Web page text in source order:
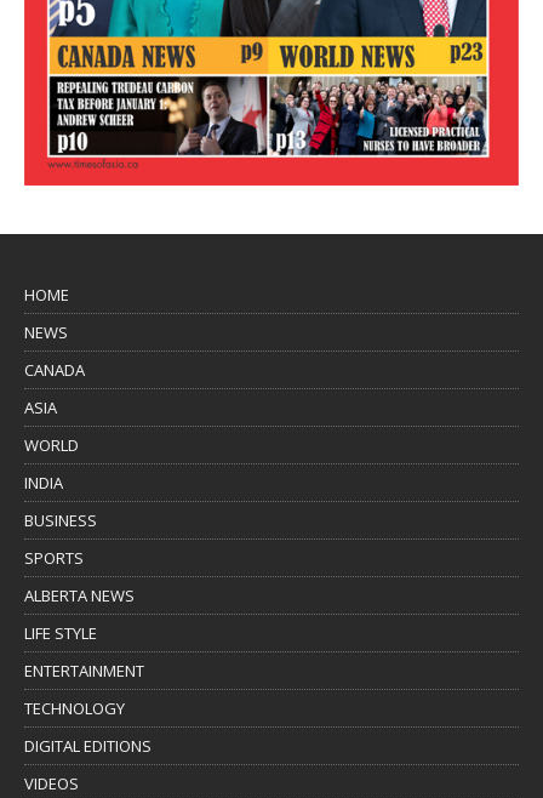
HOME
NEWS
CANADA
ASIA
WORLD
INDIA
BUSINESS
SPORTS
ALBERTA NEWS
LIFE STYLE
ENTERTAINMENT
TECHNOLOGY
DIGITAL EDITIONS
VIDEOS